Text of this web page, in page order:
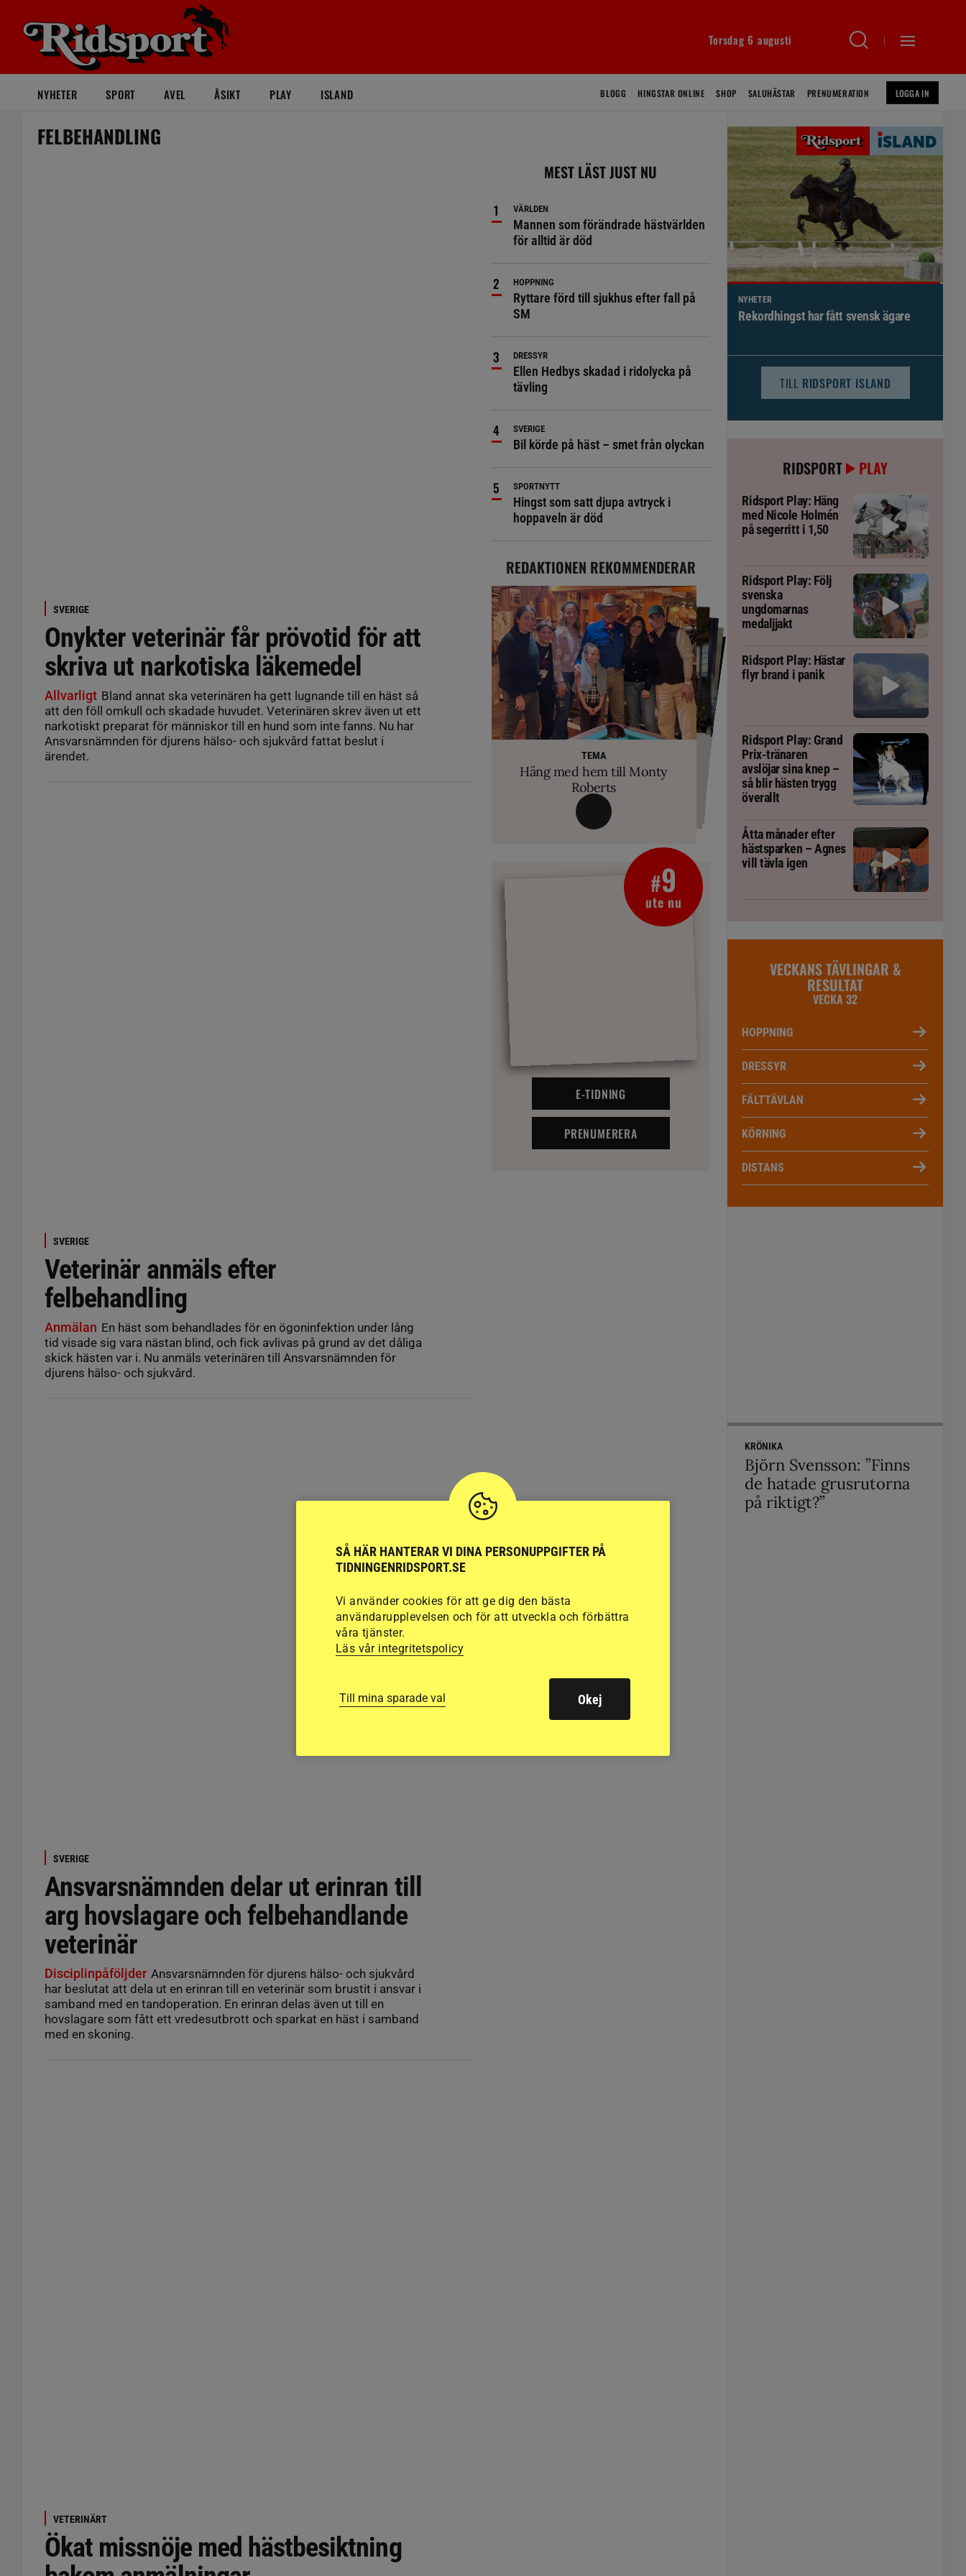
Torsdag 6 augusti
NYHETER SPORT AVEL ÅSIKT PLAY ISLAND BLOGG HINGSTAR ONLINE SHOP SALUHÄSTAR PRENUMERATION LOGGA IN
FELBEHANDLING
SVERIGE
Onykter veterinär får prövotid för att
skriva ut narkotiska läkemedel
Allvarligt Bland annat ska veterinären ha gett lugnande till en häst så
att den föll omkull och skadade huvudet. Veterinären skrev även ut ett
narkotiskt preparat för människor till en hund som inte fanns. Nu har
Ansvarsnämnden för djurens hälso- och sjukvård fattat beslut i
ärendet.
SVERIGE
Veterinär anmäls efter
felbehandling
Anmälan En häst som behandlades för en ögoninfektion under lång
tid visade sig vara nästan blind, och fick avlivas på grund av det dåliga
skick hästen var i. Nu anmäls veterinären till Ansvarsnämnden för
djurens hälso- och sjukvård.
SVERIGE
Ansvarsnämnden delar ut erinran till
arg hovslagare och felbehandlande
veterinär
Disciplinpåföljder Ansvarsnämnden för djurens hälso- och sjukvård
har beslutat att dela ut en erinran till en veterinär som brustit i ansvar i
samband med en tandoperation. En erinran delas även ut till en
hovslagare som fått ett vredesutbrott och sparkat en häst i samband
med en skoning.
VETERINÄRT
Ökat missnöje med hästbesiktning
MEST LÄST JUST NU
VÄRLDEN
Mannen som förändrade hästvärlden
för alltid är död
HOPPNING
Ryttare förd till sjukhus efter fall på
SM
DRESSYR
Ellen Hedbys skadad i ridolycka på
tävling
SVERIGE
Bil körde på häst – smet från olyckan
SPORTNYTT
Hingst som satt djupa avtryck i
hoppaveln är död
REDAKTIONEN REKOMMENDERAR
TEMA
Häng med hem till Monty
Roberts
VM-febern stiger – här är allt
inför Aachen
TEMA
Allt du behöver veta om fång
VETERINÄRT
Så märker du om din häst blivit
biten av huggorm
RIDSPORT PLAY
Ridsport Play: Grand Prix-tränaren
avslöjar sina knep – så blir hästen trygg överallt
#9
ute nu
E-TIDNING
PRENUMERERA
NYHETER
Brett politiskt stöd för förändringar i
TILL RIDSPORT ISLAND
RIDSPORT PLAY
Ridsport Play: Häng
med Nicole Holmén
på segerritt i 1,50
Ridsport Play: Följ
svenska
ungdomarnas
medaljjakt
Ridsport Play: Hästar
flyr brand i panik
Ridsport Play: Grand
Prix-tränaren
avslöjar sina knep –
så blir hästen trygg
överallt
Åtta månader efter
hästsparken – Agnes
vill tävla igen
VECKANS TÄVLINGAR &
RESULTAT
VECKA 32
HOPPNING
DRESSYR
FÄLTTÄVLAN
KÖRNING
DISTANS
KRÖNIKA
Björn Svensson: ”Finns
de hatade grusrutorna
på riktigt?”
SÅ HÄR HANTERAR VI DINA PERSONUPPGIFTER PÅ
TIDNINGENRIDSPORT.SE
Vi använder cookies för att ge dig den bästa
användarupplevelsen och för att utveckla och förbättra
våra tjänster.
Läs vår integritetspolicy
Till mina sparade val Okej